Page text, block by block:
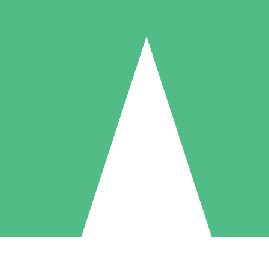
Packs de Crédits Individuels
à l'utilisation avec des crédits de téléchargement. Sans engagement
5 Téléchargements
US$